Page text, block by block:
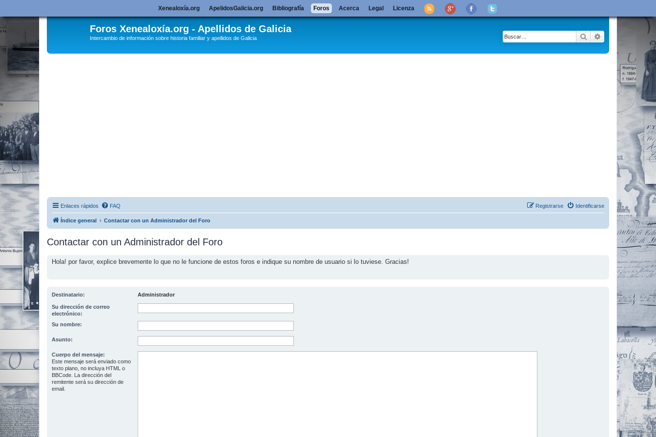
Foros Xenealoxía.org - Apellidos de Galicia
Intercambio de información sobre historia familiar y apellidos de Galicia Buscar Búsqueda
Enlaces rápidos FAQ Identificarse
Registrarse
Índice general Contactar con un Administrador del Foro
Contactar con un Administrador del Foro
Hola! por favor, explice brevemente lo que no le funcione de estos foros e indique su nombre de usuario si lo tuviese. Gracias!
Destinatario: Administrador
Su dirección de correo
electrónico:
Su nombre:
Asunto:
Cuerpo del mensaje:
Este mensaje será enviado como
texto plano, no incluya HTML o
BBCode. La dirección del
remitente será su dirección de
email.
Xenealoxía.org ApelidosGalicia.org Bibliografía Foros Acerca Legal Licenza